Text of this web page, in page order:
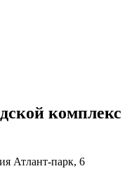
комплекс
Атлант-парк, 6